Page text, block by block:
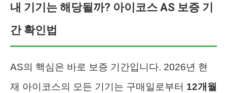
내 기기는 해당될까? 아이코스 AS 보증 기
간 확인법
AS의 핵심은 바로 보증 기간입니다. 2026년 현
재 아이코스의 모든 기기는 구매일로부터 12개월